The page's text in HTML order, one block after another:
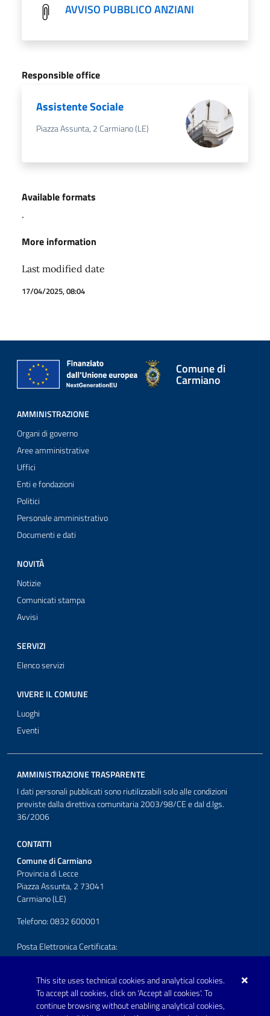
This site uses technical cookies and analytical cookies.
To accept all cookies, click on 'Accept all cookies'. To
continue browsing without enabling analytical cookies,
AVVISO PUBBLICO ANZIANI
Responsible office
Assistente Sociale
Piazza Assunta, 2 Carmiano (LE)
Available formats
.
More information
Last modified date
17/04/2025, 08:04
Comune di
Carmiano
AMMINISTRAZIONE
Organi di governo
Aree amministrative
Uffici
Enti e fondazioni
Politici
Personale amministrativo
Documenti e dati
NOVITÀ
Notizie
Comunicati stampa
Avvisi
SERVIZI
Elenco servizi
VIVERE IL COMUNE
Luoghi
Eventi
AMMINISTRAZIONE TRASPARENTE
I dati personali pubblicati sono riutilizzabili solo alle condizioni
previste dalla direttiva comunitaria 2003/98/CE e dal d.lgs.
36/2006
CONTATTI
Comune di Carmiano
Provincia di Lecce
Piazza Assunta, 2 73041
Carmiano (LE)
Telefono: 0832 600001
Posta Elettronica Certificata:
protocollo.comunecarmiano@pec.rupar.puglia.it
URP - Ufficio Relazioni con il Pubblico
FOLLOW US ON